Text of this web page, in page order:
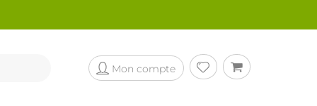
Mon compte